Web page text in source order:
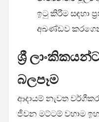
ඉටු කිරීම සඳහා
අඛණ්ඩව
ශ්‍රී
බලපෑම
ආදායම් නැවත
ජීවන මට්ටම් වහාම